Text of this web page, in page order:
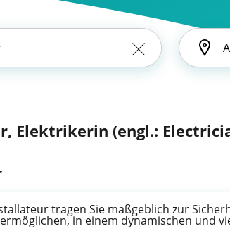
Elektrikerin (engl.:
tragen Sie maßgeblich zur
in einem dynamischen und